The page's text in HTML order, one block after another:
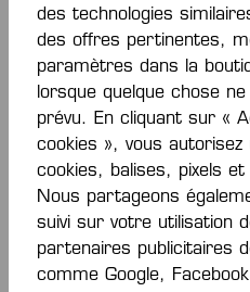
STAY
AND
des technologies
des offres pertinentes,
paramètres dans la
lorsque quelque chose
prévu. En cliquant sur «
cookies », vous
cookies, balises, pixels
Nous partageons
suivi sur votre utilisation
partenaires publicitaires
comme Google,